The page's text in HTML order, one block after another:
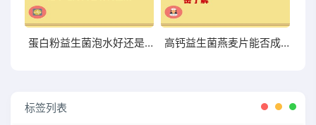
蛋白粉益生菌泡水好还是干吃好两者有何区别 高钙益生菌燕麦片能否成为你增肥的新宠？点击了解
标签列表